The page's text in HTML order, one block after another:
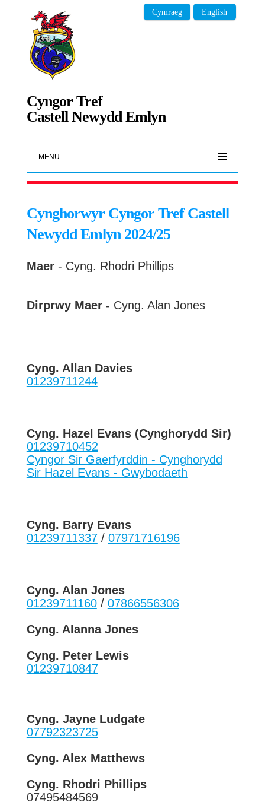
Cyngor Tref
Castell Newydd Emlyn
Cymraeg English
MENU
Cynghorwyr Cyngor Tref Castell
Newydd Emlyn 2024/25
Maer- Cyng. Rhodri Phillips
Dirprwy Maer - Cyng. Alan Jones
Cyng. Allan Davies
01239711244
Cyng. Hazel Evans (Cynghorydd Sir)
01239710452
Cyngor Sir Gaerfyrddin - Cynghorydd
Sir Hazel Evans - Gwybodaeth
Cyng. Barry Evans
01239711337/ 07971716196
Cyng. Alan Jones
01239711160/ 07866556306
Cyng. Alanna Jones
Cyng. Peter Lewis
01239710847
Cyng. Jayne Ludgate
07792323725
Cyng. Alex Matthews
Cyng. Rhodri Phillips
07495484569